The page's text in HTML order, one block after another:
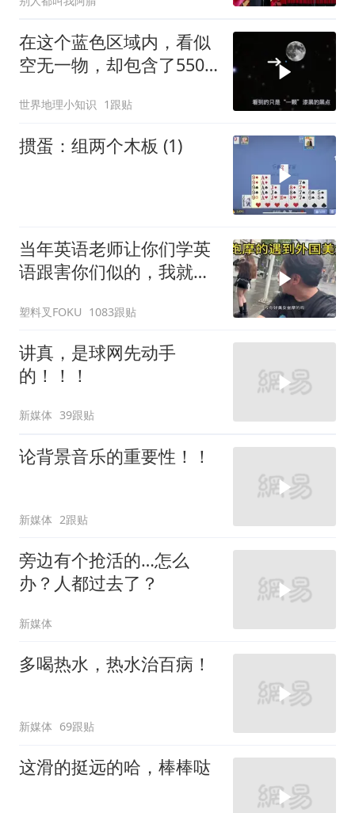
在这个蓝色区域内，看似
空无一物，却包含了5500
世界地理小知识 1跟贴
掼蛋：组两个木板 (1)
当年英语老师让你们学英
语跟害你们似的，我就是
塑料叉FOKU 1083跟贴
讲真，是球网先动手
的！！！
新媒体 39跟贴
论背景音乐的重要性！！
新媒体 2跟贴
旁边有个抢活的…怎么
办？人都过去了？
新媒体
多喝热水，热水治百病！
新媒体 69跟贴
这滑的挺远的哈，棒棒哒